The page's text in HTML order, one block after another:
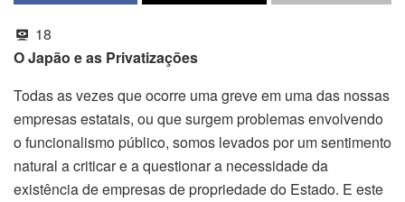
18
O Japão e as Privatizações
Todas as vezes que ocorre uma greve em uma das nossas
empresas estatais, ou que surgem problemas envolvendo
o funcionalismo público, somos levados por um sentimento
natural a criticar e a questionar a necessidade da
existência de empresas de propriedade do Estado. E este